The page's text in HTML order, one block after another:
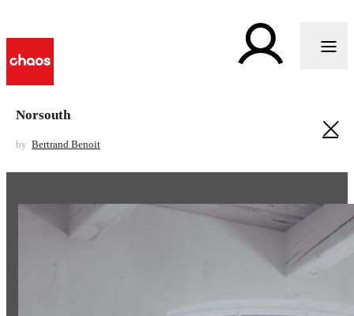
Norsouth
by Bertrand Benoit